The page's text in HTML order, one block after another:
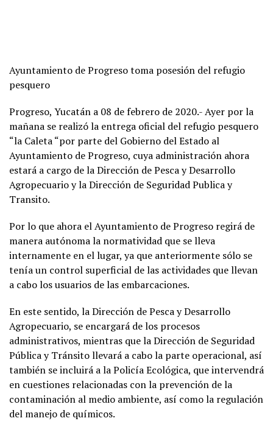
Ayuntamiento de Progreso toma posesión del refugio
pesquero
Progreso, Yucatán a 08 de febrero de 2020.- Ayer por la
mañana se realizó la entrega oficial del refugio pesquero
“la Caleta “por parte del Gobierno del Estado al
Ayuntamiento de Progreso, cuya administración ahora
estará a cargo de la Dirección de Pesca y Desarrollo
Agropecuario y la Dirección de Seguridad Publica y
Transito.
Por lo que ahora el Ayuntamiento de Progreso regirá de
manera autónoma la normatividad que se lleva
internamente en el lugar, ya que anteriormente sólo se
tenía un control superficial de las actividades que llevan
a cabo los usuarios de las embarcaciones.
En este sentido, la Dirección de Pesca y Desarrollo
Agropecuario, se encargará de los procesos
administrativos, mientras que la Dirección de Seguridad
Pública y Tránsito llevará a cabo la parte operacional, así
también se incluirá a la Policía Ecológica, que intervendrá
en cuestiones relacionadas con la prevención de la
contaminación al medio ambiente, así como la regulación
del manejo de químicos.